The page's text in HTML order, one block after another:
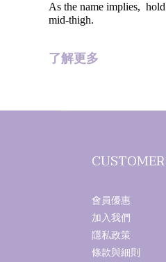
As the name implies,
mid-thigh.
了解更多
會員優惠
加入我們
隱私政策
條款與細則